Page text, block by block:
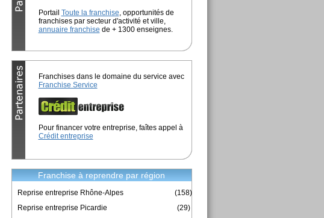
Portail Toute la franchise, opportunités de
franchises par secteur d'activité et ville,
annuaire franchise de + 1300 enseignes.
Franchises dans le domaine du service avec
Franchise Service
Pour financer votre entreprise, faîtes appel à
Crédit entreprise
Franchise à reprendre par région
Reprise entreprise Rhône-Alpes
(158)
Reprise entreprise Picardie
(29)